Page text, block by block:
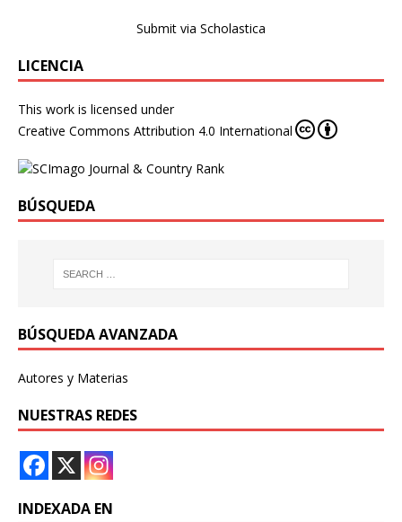
Submit via Scholastica
LICENCIA
This work is licensed under
Creative Commons Attribution 4.0 International
BÚSQUEDA
BÚSQUEDA AVANZADA
Autores y Materias
NUESTRAS REDES
INDEXADA EN